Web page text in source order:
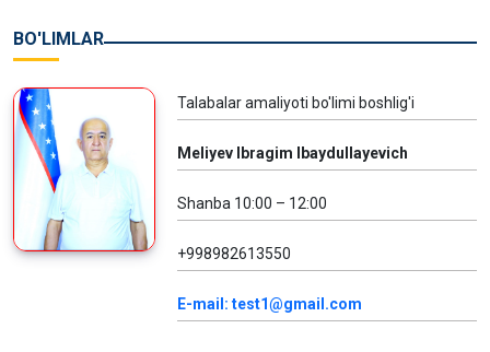
BO'LIMLAR
Talabalar amaliyoti bo'limi boshlig'i
Meliyev Ibragim Ibaydullayevich
Shanba 10:00 – 12:00
+998982613550
E-mail: test1@gmail.com